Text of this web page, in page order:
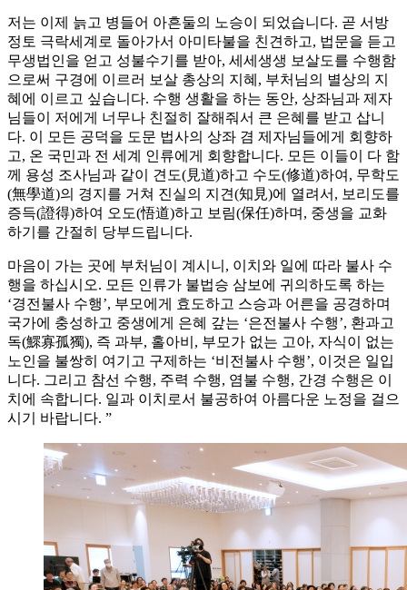
저는 이제 늙고 병들어 아흔둘의 노승이 되었습니다. 곧 서방
정토 극락세계로 돌아가서 아미타불을 친견하고, 법문을 듣고
무생법인을 얻고 성불수기를 받아, 세세생생 보살도를 수행함
으로써 구경에 이르러 보살 총상의 지혜, 부처님의 별상의 지
혜에 이르고 싶습니다. 수행 생활을 하는 동안, 상좌님과 제자
님들이 저에게 너무나 친절히 잘해줘서 큰 은혜를 받고 삽니
다. 이 모든 공덕을 도문 법사의 상좌 겸 제자님들에게 회향하
고, 온 국민과 전 세계 인류에게 회향합니다. 모든 이들이 다 함
께 용성 조사님과 같이 견도(見道)하고 수도(修道)하여, 무학도
(無學道)의 경지를 거쳐 진실의 지견(知見)에 열려서, 보리도를
증득(證得)하여 오도(悟道)하고 보림(保任)하며, 중생을 교화
하기를 간절히 당부드립니다.
마음이 가는 곳에 부처님이 계시니, 이치와 일에 따라 불사 수
행을 하십시오. 모든 인류가 불법승 삼보에 귀의하도록 하는
‘경전불사 수행’, 부모에게 효도하고 스승과 어른을 공경하며
국가에 충성하고 중생에게 은혜 갚는 ‘은전불사 수행’, 환과고
독(鰥寡孤獨), 즉 과부, 홀아비, 부모가 없는 고아, 자식이 없는
노인을 불쌍히 여기고 구제하는 ‘비전불사 수행’, 이것은 일입
니다. 그리고 참선 수행, 주력 수행, 염불 수행, 간경 수행은 이
치에 속합니다. 일과 이치로서 불공하여 아름다운 노정을 걸으
시기 바랍니다. ”